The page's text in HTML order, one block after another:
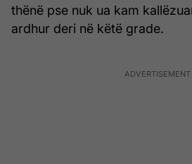
thënë pse nuk ua kam
ardhur deri në këtë grade.